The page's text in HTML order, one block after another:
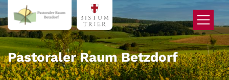
Zum Inhalt springen
Pastoraler Raum Betzdorf